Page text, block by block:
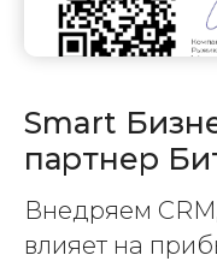
Smart
партнер
Внедряем
влияет на